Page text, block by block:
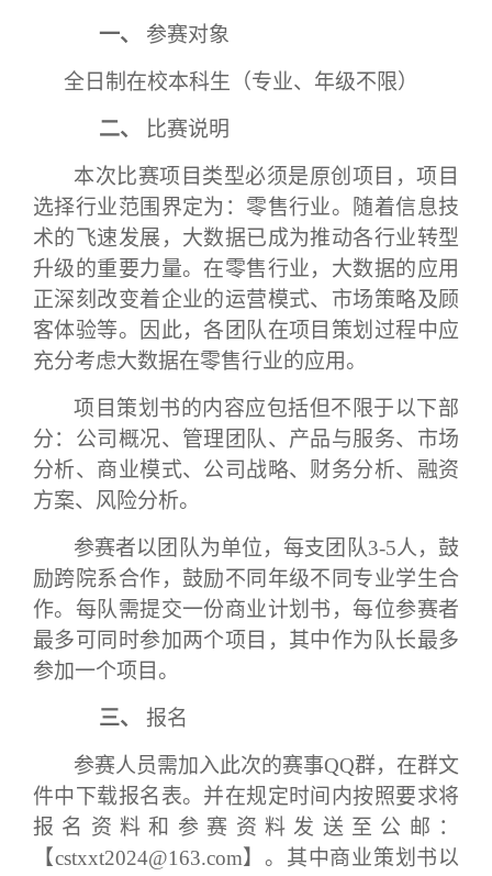
一、 参赛对象
全日制在校本科生（专业、年级不限）
二、 比赛说明
本次比赛项目类型必须是原创项目 ，项目
选择行业范围界定为： 零售行业。
随着信息技
术的飞速发展，大数据已成为推动各行业转型
升级的重要力量。在零售行业，大数据的应用
正深刻改变着企业的运营模式、市场策略及顾
客体验等。 因此， 各团队在项目策划过程中应
充分考虑大数据在零售行业的应用。
项目策划书的内容应包括但不限于以下部
分：公司概况、管理团队、产品与服务、市场
分析、商业模式、公司战略、财务分析、融资
方案、风险分析。
参赛者以团队为单位，每支团队3-5人 ，鼓
励跨院系合作，鼓励不同年级不同专业学生合
作。每队需提交一份商业计划书，每位参赛者
最多可同时参加两个项目，其中作为队长最多
参加一个项目。
三、 报名
参赛人员需加入此次的赛事QQ群，在群文
件中下载报名表。并在规定时间内按照要求将
报名资料和参赛资料发送至公邮：
【cstxxt2024@163.com】 。 其中商业策划书以